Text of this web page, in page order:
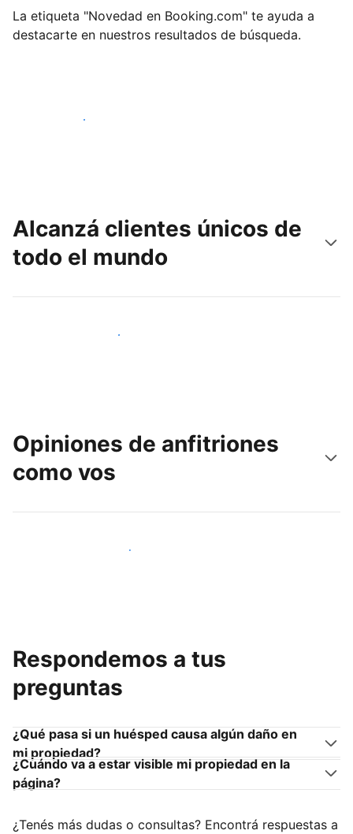
La etiqueta "Novedad en Booking.com" te ayuda a
destacarte en nuestros resultados de búsqueda.
Empezá hoy mismo
Alcanzá clientes únicos de
todo el mundo
Llegá a huéspedes nuevos hoy
Opiniones de anfitriones
como vos
Unite a otros anfitriones como vos
Respondemos a tus
preguntas
¿Qué pasa si un huésped causa algún daño en
mi propiedad?
¿Cuándo va a estar visible mi propiedad en la
página?
¿Tenés más dudas o consultas? Encontrá respuestas a